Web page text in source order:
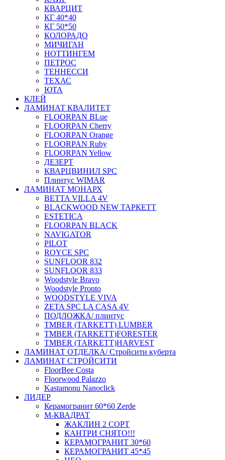
КВАРЦИТ
КГ 40*40
КГ 50*50
КОЛОРАДО
МИЧИГАН
НОТТИНГЕМ
ПЕТРОС
ТЕННЕССИ
ТЕХАС
ЮТА
КЛЕЙ
ЛАМИНАТ КВАЛИТЕТ
FLOORPAN BLue
FLOORPAN Cherry
FLOORPAN Orange
FLOORPAN Ruby
FLOORPAN Yellow
ДЕЗЕРТ
КВАРЦВИНИЛ SPC
Плинтус WIMAR
ЛАМИНАТ МОНАРХ
BETTA VILLA 4V
BLACKWOOD NEW ТАРКЕТТ
ESTETICA
FLOORPAN BLACK
NAVIGATOR
PILOT
ROYCE SPC
SUNFLOOR 832
SUNFLOOR 833
Woodstyle Bravo
Woodstyle Pronto
WOODSTYLE VIVA
ZETA SPC LA CASA 4V
ПОДЛОЖКА/ плинтус
ТMBER (TARKETT) LUMBER
ТMBER (TARKETT)FORESTER
ТMBER (TARKETT)HARVEST
ЛАМИНАТ ОТДЕЛКА/ Стройсити куберта
ЛАМИНАТ СТРОЙСИТИ
FloorBee Costa
Floorwood Palazzo
Kastamonu Nanoclick
ЛИДЕР
Керамогранит 60*60 Zerde
М-КВАДРАТ
ЖАКЛИН 2 СОРТ
КАНТРИ СНЯТО!!!
КЕРАМОГРАНИТ 30*60
КЕРАМОГРАНИТ 45*45